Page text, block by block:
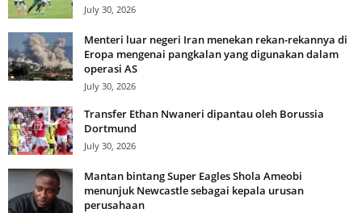
July 30, 2026
Menteri luar negeri Iran menekan rekan-rekannya di
Eropa mengenai pangkalan yang digunakan dalam
operasi AS
July 30, 2026
Transfer Ethan Nwaneri dipantau oleh Borussia
Dortmund
July 30, 2026
Mantan bintang Super Eagles Shola Ameobi
menunjuk Newcastle sebagai kepala urusan
perusahaan